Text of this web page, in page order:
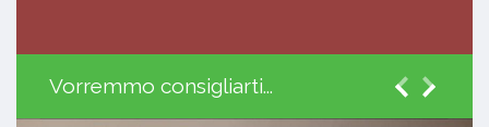
Vorremmo consigliarti...